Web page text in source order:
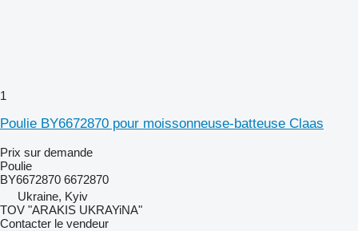
1
Poulie BY6672870 pour moissonneuse-batteuse Claas
Prix sur demande
Poulie
BY6672870 6672870
Ukraine, Kyiv
TOV "ARAKIS UKRAYiNA"
Contacter le vendeur